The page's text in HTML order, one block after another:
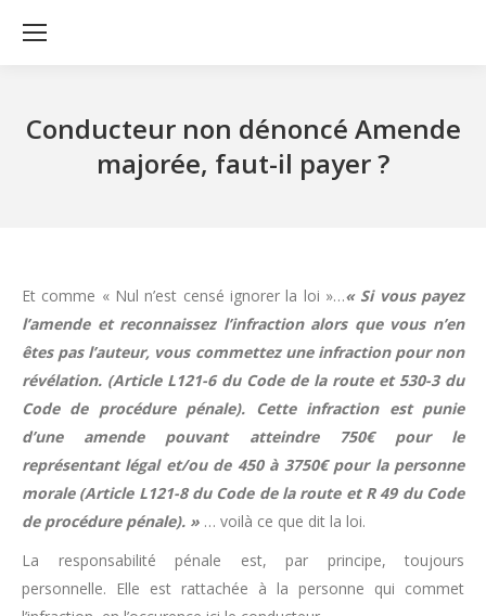
Conducteur non dénoncé Amende
majorée, faut-il payer ?
Et comme « Nul n’est censé ignorer la loi »…« Si vous payez
l’amende et reconnaissez l’infraction alors que vous n’en
êtes pas l’auteur, vous commettez une infraction pour non
révélation. (Article L121-6 du Code de la route et 530-3 du
Code de procédure pénale). Cette infraction est punie
d’une amende pouvant atteindre 750€ pour le
représentant légal et/ou de 450 à 3750€ pour la personne
morale (Article L121-8 du Code de la route et R 49 du Code
de procédure pénale). » … voilà ce que dit la loi.
La responsabilité pénale est, par principe, toujours
personnelle. Elle est rattachée à la personne qui commet